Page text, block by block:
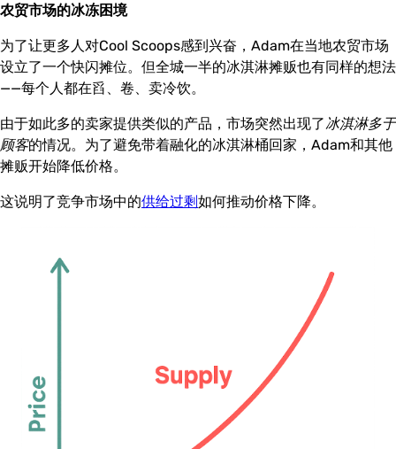
农贸市场的冰冻困境
为了让更多人对Cool Scoops感到兴奋，Adam在当地农贸市场
设立了一个快闪摊位。但全城一半的冰淇淋摊贩也有同样的想法
——每个人都在舀、卷、卖冷饮。
由于如此多的卖家提供类似的产品，市场突然出现了冰淇淋多于
顾客的情况。为了避免带着融化的冰淇淋桶回家，Adam和其他
摊贩开始降低价格。
这说明了竞争市场中的供给过剩如何推动价格下降。